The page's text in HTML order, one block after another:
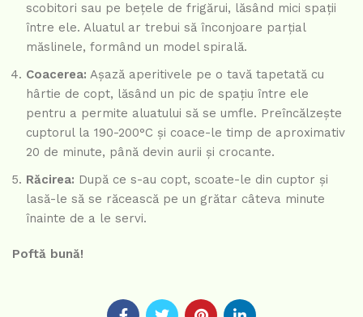
scobitori sau pe bețele de frigărui, lăsând mici spații
între ele. Aluatul ar trebui să înconjoare parțial
măslinele, formând un model spirală.
Coacerea: Așază aperitivele pe o tavă tapetată cu
hârtie de copt, lăsând un pic de spațiu între ele
pentru a permite aluatului să se umfle. Preîncălzește
cuptorul la 190-200°C și coace-le timp de aproximativ
20 de minute, până devin aurii și crocante.
Răcirea: După ce s-au copt, scoate-le din cuptor și
lasă-le să se răcească pe un grătar câteva minute
înainte de a le servi.
Poftă bună!